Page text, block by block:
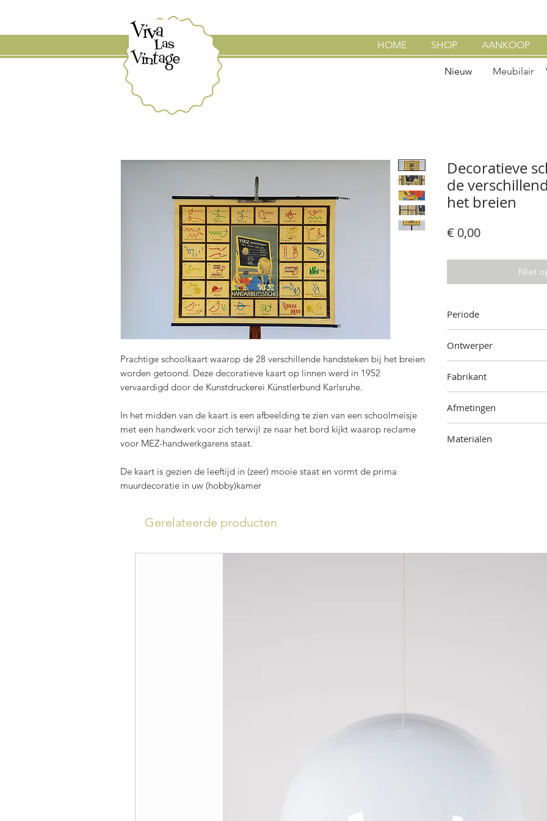
HOME SHOP AANKOOP
Prachtige schoolkaart waarop de 28 verschillende handsteken bij het breien
worden getoond. Deze decoratieve kaart op linnen werd in 1952
vervaardigd door de Kunstdruckerei Künstlerbund Karlsruhe.
In het midden van de kaart is een afbeelding te zien van een schoolmeisje
met een handwerk voor zich terwijl ze naar het bord kijkt waarop reclame
voor MEZ-handwerkgarens staat.
De kaart is gezien de leeftijd in (zeer) mooie staat en vormt de prima
muurdecoratie in uw (hobby)kamer
Decoratieve
de
het breien
€ 0,00Prijs
Niet
Periode
Ontwerper
Fabrikant
Afmetingen
Materialen
Gerelateerde producten
Nieuw Meubilair